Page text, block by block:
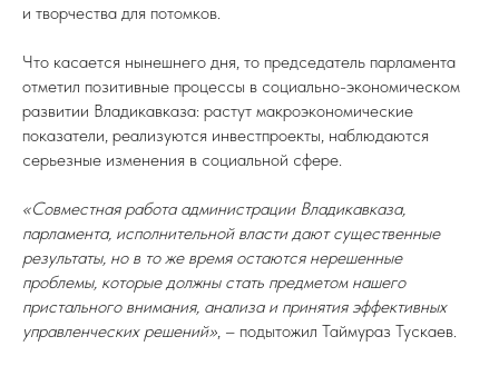
и творчества для потомков.
Что касается нынешнего дня, то председатель парламента
отметил позитивные процессы в социально-экономическом
развитии Владикавказа: растут макроэкономические
показатели, реализуются инвестпроекты, наблюдаются
серьезные изменения в социальной сфере.
«Совместная работа администрации Владикавказа,
парламента, исполнительной власти дают существенные
результаты, но в то же время остаются нерешенные
проблемы, которые должны стать предметом нашего
пристального внимания, анализа и принятия эффективных
управленческих решений», – подытожил Таймураз Тускаев.